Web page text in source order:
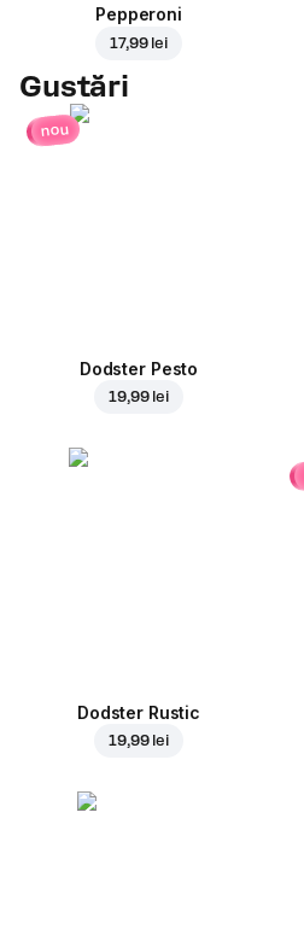
Pepperoni
17,99 lei
Gustări
nou
Dodster Pesto
19,99 lei
Dodster Rustic
19,99 lei